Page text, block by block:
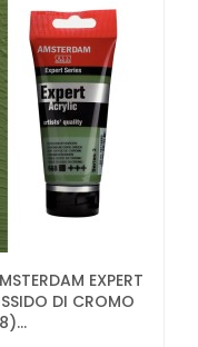
EXPERT
DI CROMO